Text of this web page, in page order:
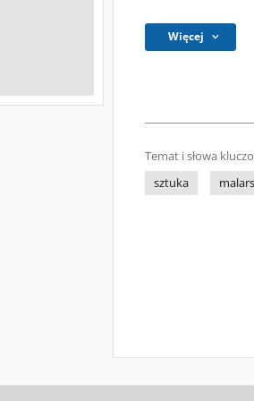
Więcej
Temat i słowa
sztuka